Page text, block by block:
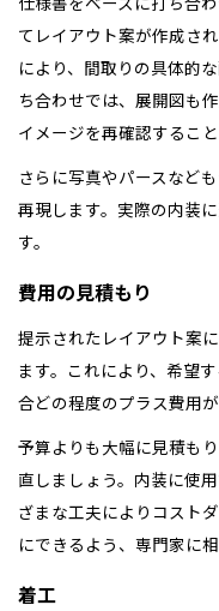
てレイアウト案が作成さ
により、間取りの具体的
ち合わせでは、展開図も
イメージを再確認するこ
さらに写真やパースなど
再現します。実際の内装
す。
費用の見積もり
提示されたレイアウト案
ます。これにより、希望
合どの程度のプラス費用
予算よりも大幅に見積も
直しましょう。内装に使
ざまな工夫によりコスト
にできるよう、専門家に
着工